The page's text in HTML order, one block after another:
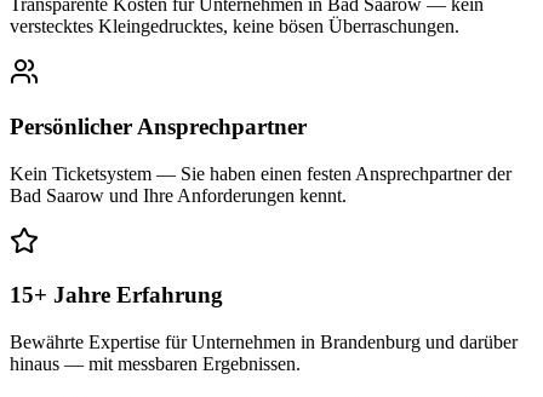
Transparente Kosten für Unternehmen in Bad Saarow — kein
verstecktes Kleingedrucktes, keine bösen Überraschungen.
Persönlicher Ansprechpartner
Kein Ticketsystem — Sie haben einen festen Ansprechpartner der
Bad Saarow und Ihre Anforderungen kennt.
15+ Jahre Erfahrung
Bewährte Expertise für Unternehmen in Brandenburg und darüber
hinaus — mit messbaren Ergebnissen.